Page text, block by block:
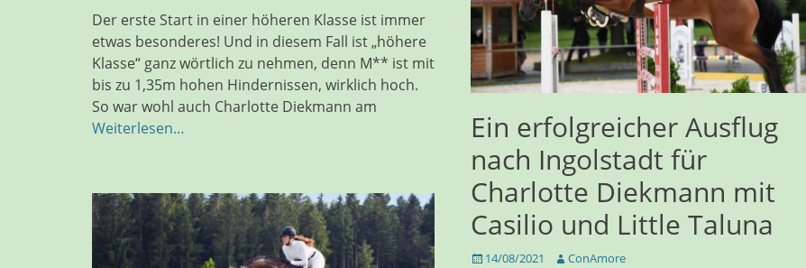
Der erste Start in einer höheren Klasse ist immer
etwas besonderes! Und in diesem Fall ist „höhere
Klasse“ ganz wörtlich zu nehmen, denn M** ist mit
bis zu 1,35m hohen Hindernissen, wirklich hoch.
So war wohl auch Charlotte Diekmann am
Weiterlesen…
Ein erfolgreicher Ausflug
nach Ingolstadt für
Charlotte Diekmann mit
Casilio und Little Taluna
Veröffentlicht
14/08/2021 AutorConAmore